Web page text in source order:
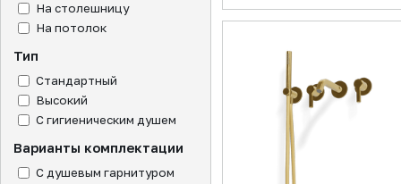
На столешницу
На потолок
Тип
Стандартный
Высокий
С гигиеническим душем
Варианты комплектации
С душевым гарнитуром